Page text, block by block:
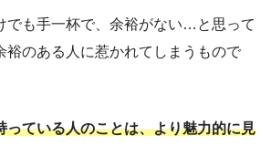
でも手一杯で、余裕がない…と思って
裕のある人に惹かれてしまうもので
っている人のことは、より魅力的に見